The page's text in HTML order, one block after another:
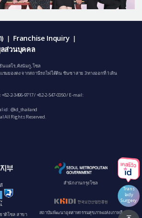
| Franchise Inquiry |
ส่วนบุคคล
นแดโร, คังนัมกู, โซล
รมยองดง จากสถานีรถไฟใต้ดิน ชินซา สาย 3 ทางออกที่ 1 เดิน
+82-2-3496-9717/+82-2-547-0050/ E-mail:
id : @id_thailand
All Rights Reserved.
สํานักงานกรุงโซล
าติโซล สาขา สถาบันพัฒนาอุตสาหกรรมสุขภาพแห่งเกาหลี
Trans
lady
Surgery